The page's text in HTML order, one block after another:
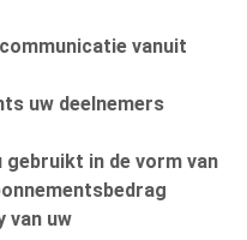
vanuit
uw deelnemers
gebruikt in de vorm van
van uw